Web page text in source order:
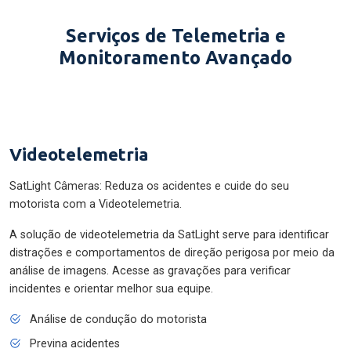
Serviços de Telemetria e
Monitoramento Avançado
Videotelemetria
SatLight Câmeras: Reduza os acidentes e cuide do seu
motorista com a Videotelemetria.
A solução de videotelemetria da SatLight serve para identificar
distrações e comportamentos de direção perigosa por meio da
análise de imagens. Acesse as gravações para verificar
incidentes e orientar melhor sua equipe.
Análise de condução do motorista
Previna acidentes